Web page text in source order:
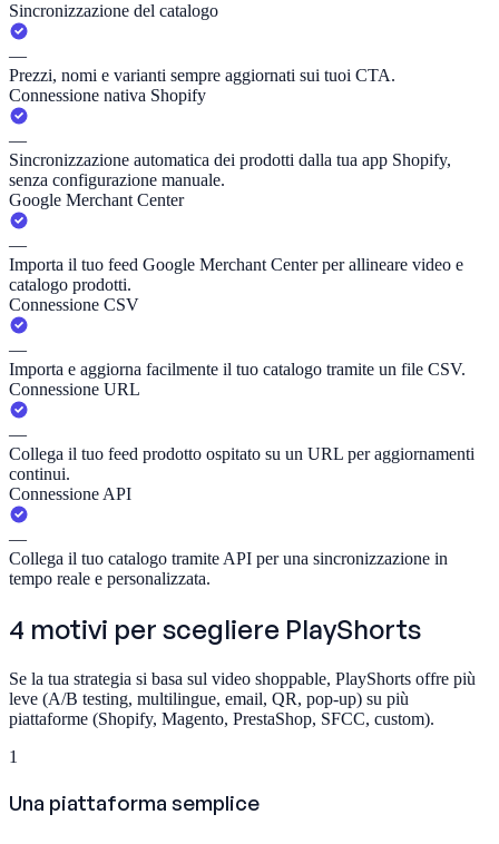
Sincronizzazione del catalogo
—
Prezzi, nomi e varianti sempre aggiornati sui tuoi CTA.
Connessione nativa Shopify
—
Sincronizzazione automatica dei prodotti dalla tua app Shopify,
senza configurazione manuale.
Google Merchant Center
—
Importa il tuo feed Google Merchant Center per allineare video e
catalogo prodotti.
Connessione CSV
—
Importa e aggiorna facilmente il tuo catalogo tramite un file CSV.
Connessione URL
—
Collega il tuo feed prodotto ospitato su un URL per aggiornamenti
continui.
Connessione API
—
Collega il tuo catalogo tramite API per una sincronizzazione in
tempo reale e personalizzata.
4 motivi per scegliere PlayShorts
Se la tua strategia si basa sul video shoppable, PlayShorts offre più
leve (A/B testing, multilingue, email, QR, pop-up) su più
piattaforme (Shopify, Magento, PrestaShop, SFCC, custom).
1
Una piattaforma semplice